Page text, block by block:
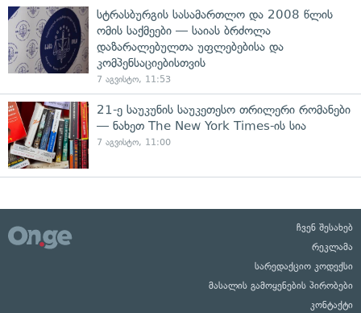
სტრასბურგის სასამართლო და 2008 წლის
ომის საქმეები — საიას ბრძოლა
დაზარალებულთა უფლებებისა და
კომპენსაციებისთვის
7 აგვისტო, 11:53
21-ე საუკუნის საუკეთესო თრილერი რომანები
— ნახეთ The New York Times-ის სია
7 აგვისტო, 11:00
ჩვენ შესახებ
რეკლამა
სარედაქციო კოდექსი
მასალის გამოყენების პირობები
კონტაქტი